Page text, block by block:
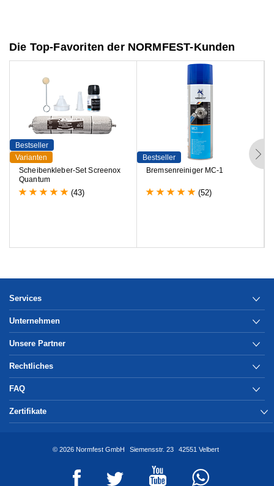
Die Top-Favoriten der NORMFEST-Kunden
Varianten
Bestseller
Scheibenkleber-Set Screenox
Quantum
(43)
Bestseller
Bremsenreiniger MC-1
(52)
Services
Unternehmen
Unsere Partner
Rechtliches
FAQ
Zertifikate
© 2026 Normfest GmbH Siemensstr. 23 42551 Velbert